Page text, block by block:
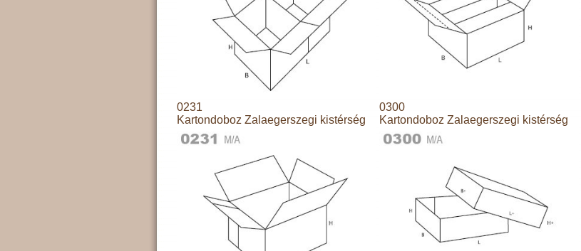
0231
Kartondoboz Zalaegerszegi kistérség
0300
Kartondoboz Zalaegerszegi kistérség